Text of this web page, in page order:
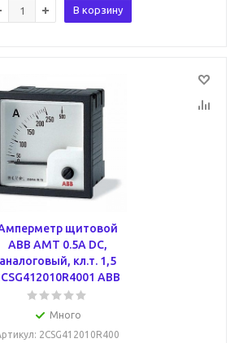
В корзину
щитовой
ABB AMT 0.5А DC,
аналоговый, кл.т. 1,5
ABB
Много
: 2CSG412010R400